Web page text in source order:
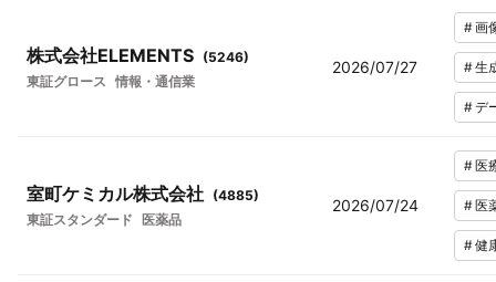
株式会社ELEMENTS (5246)
東証グロース 情報・通信業
2026/07/27
#画
#生
#デ
室町ケミカル株式会社 (4885)
東証スタンダード
医薬品
2026/07/24
#医
#医
#健